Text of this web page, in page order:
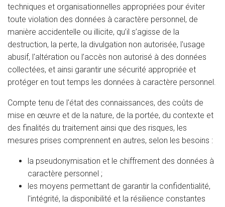
techniques et organisationnelles appropriées pour éviter
toute violation des données à caractère personnel, de
manière accidentelle ou illicite, qu’il s’agisse de la
destruction, la perte, la divulgation non autorisée, l'usage
abusif, l'altération ou l’accès non autorisé à des données
collectées, et ainsi garantir une sécurité appropriée et
protéger en tout temps les données à caractère personnel.
Compte tenu de l'état des connaissances, des coûts de
mise en œuvre et de la nature, de la portée, du contexte et
des finalités du traitement ainsi que des risques, les
mesures prises comprennent en autres, selon les besoins :
la pseudonymisation et le chiffrement des données à
caractère personnel ;
les moyens permettant de garantir la confidentialité,
l'intégrité, la disponibilité et la résilience constantes